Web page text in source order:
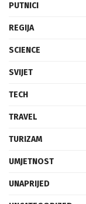
PUTNICI
REGIJA
SCIENCE
SVIJET
TECH
TRAVEL
TURIZAM
UMJETNOST
UNAPRIJED